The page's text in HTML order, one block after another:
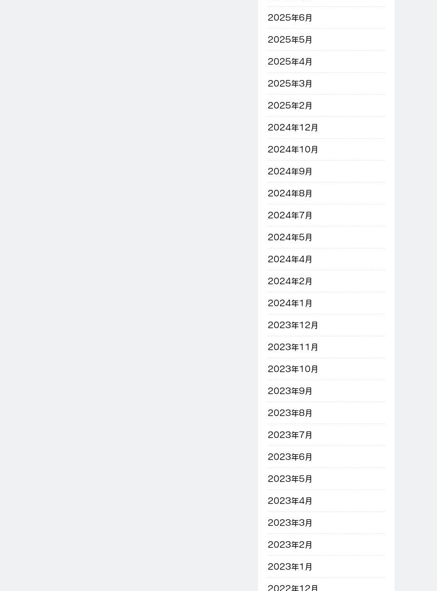
2025年6月
2025年5月
2025年4月
2025年3月
2025年2月
2024年12月
2024年10月
2024年9月
2024年8月
2024年7月
2024年5月
2024年4月
2024年2月
2024年1月
2023年12月
2023年11月
2023年10月
2023年9月
2023年8月
2023年7月
2023年6月
2023年5月
2023年4月
2023年3月
2023年2月
2023年1月
2022年12月